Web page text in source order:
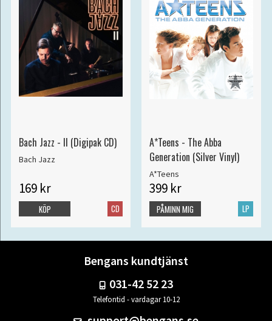
Bach Jazz - II (Digipak CD)
Bach Jazz
169 kr
CD
KÖP
A*Teens - The Abba
Generation (Silver Vinyl)
A*Teens
399 kr
LP
PÅMINN MIG
Bengans kundtjänst
031-42 52 23
Telefontid - vardagar 10-12